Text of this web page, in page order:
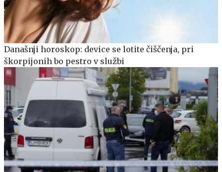
Današnji horoskop: device se lotite čiščenja, pri
škorpijonih bo pestro v službi